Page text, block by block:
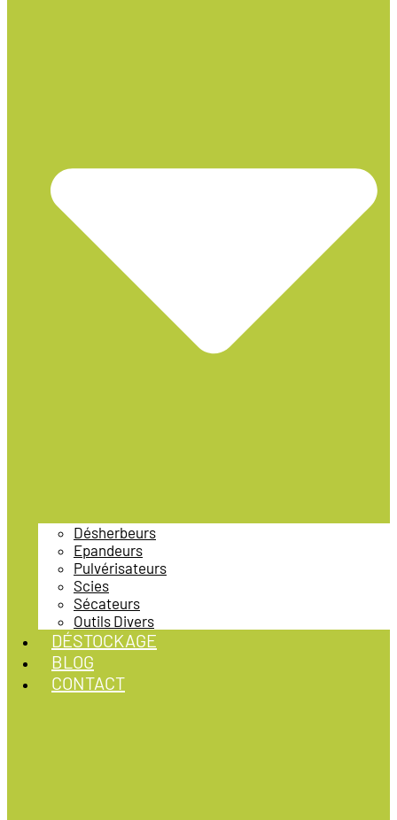
Désherbeurs
Epandeurs
Pulvérisateurs
Scies
Sécateurs
Outils Divers
DÉSTOCKAGE
BLOG
CONTACT